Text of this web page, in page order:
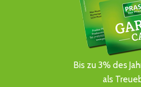
Bis zu 3% des
als